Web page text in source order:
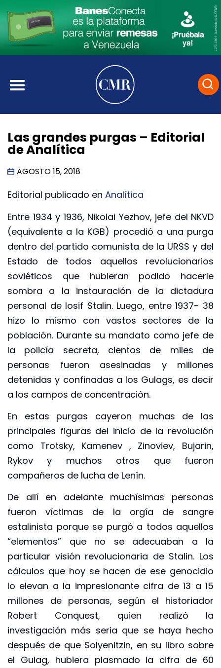
Las grandes purgas – Editorial
de Analítica
AGOSTO 15, 2018
Editorial publicado en Analítica
Entre 1934 y 1936, Nikolai Yezhov, jefe del NKVD
(equivalente a la KGB) procedió a una purga
dentro del partido comunista de la URSS y del
Estado de todos aquellos revolucionarios
soviéticos que hubieran podido hacerle
sombra a la instauración de la dictadura
personal de Iosif Stalin. Luego, entre 1937- 38
hizo lo mismo con vastos sectores de la
población. Durante su mandato como jefe de
la policía secreta, cientos de miles de
personas fueron asesinadas y millones
detenidas y confinadas a los Gulags, es decir
a los campos de concentración.
En estas purgas cayeron muchas de las
principales figuras del inicio de la revolución
como Trotsky, Kamenev , Zinoviev, Bujarin,
Rykov y muchos otros que fueron
compañeros de lucha de Lenín.
De allí en adelante muchísimas personas
fueron víctimas de la orgía de sangre
estalinista porque se purgó a todos aquellos
“elementos” que no se adecuaban a la
particular visión revolucionaria de Stalin. Los
cálculos que hoy se hacen de ese genocidio
lo elevan a la impresionante cifra de 13 a 15
millones de personas, según el historiador
Robert Conquest, quien realizó la
investigación más seria que se haya hecho
después de que Solyenitzin, en su libro sobre
el Gulag, hubiera plasmado la cifra de 60